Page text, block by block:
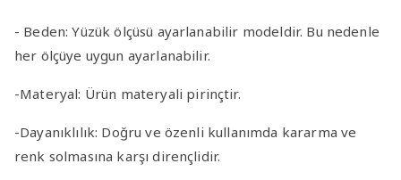
- Beden:Yüzük ölçüsü ayarlanabilir modeldir. Bu nedenle
her ölçüye uygun ayarlanabilir.
-Materyal: Ürün materyali pirinçtir.
-Dayanıklılık: Doğru ve özenli kullanımda kararma ve
renk solmasına karşı dirençlidir.